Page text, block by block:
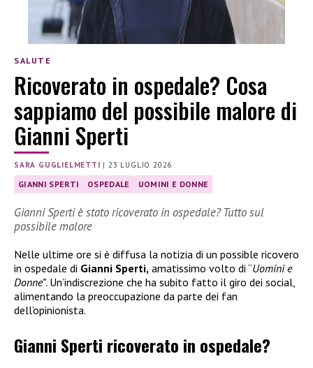
SALUTE
Ricoverato in ospedale? Cosa
sappiamo del possibile malore di
Gianni Sperti
SARA GUGLIELMETTI |23 LUGLIO 2026
GIANNI SPERTI OSPEDALE UOMINI E DONNE
Gianni Sperti è stato ricoverato in ospedale? Tutto sul
possibile malore
Nelle ultime ore si è diffusa la notizia di un possible ricovero
in ospedale di Gianni Sperti, amatissimo volto di “Uomini e
Donne”. Un’indiscrezione che ha subito fatto il giro dei social,
alimentando la preoccupazione da parte dei fan
dell’opinionista.
Gianni Sperti ricoverato in ospedale?